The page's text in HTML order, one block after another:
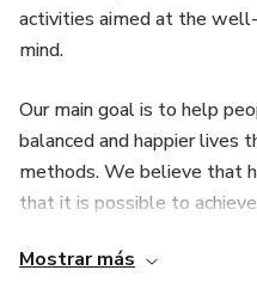
activities aimed at the
mind.
Our main goal is to help
balanced and happier lives
methods. We believe that
that it is possible to
Mostrar más